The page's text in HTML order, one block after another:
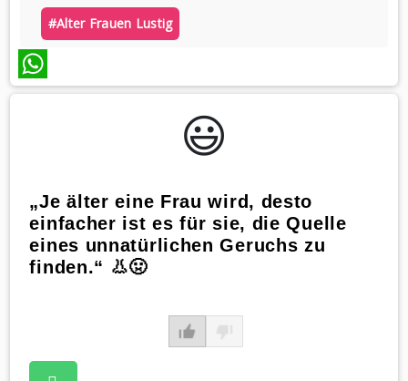
#alter Frauen Lustig
WhatsApp
😃️
„Je älter eine Frau wird, desto
einfacher ist es für sie, die Quelle
eines unnatürlichen Geruchs zu
finden.“ 👃🤢